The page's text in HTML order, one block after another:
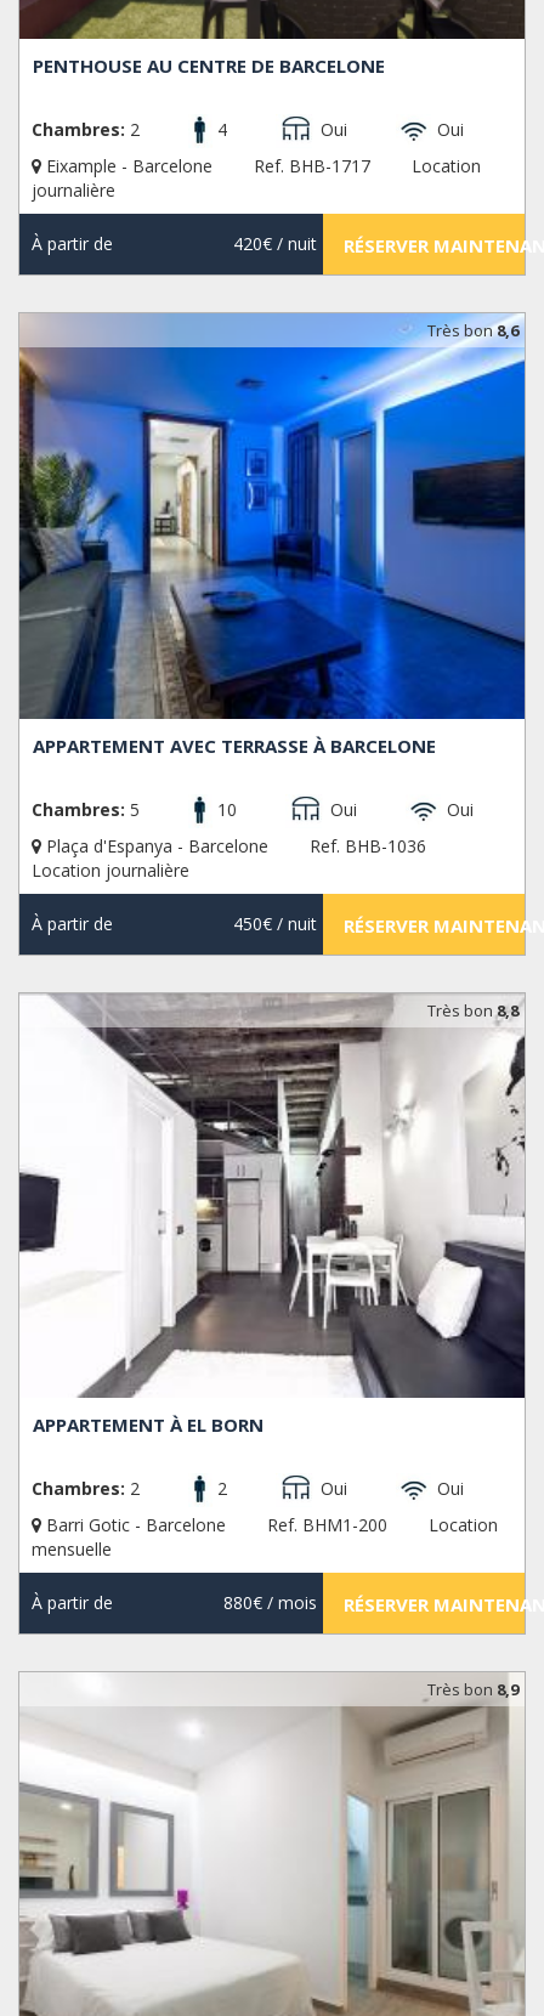
PENTHOUSE AU CENTRE DE BARCELONE
Chambres: 2 4 Oui
Oui
Eixample - Barcelone
Ref. BHB-1717
Location
journalière
À partir de 420€/ nuit RÉSERVER
Très bon8,6
APPARTEMENT AVEC TERRASSE À BARCELONE
Chambres: 5 10 Oui
Oui
Plaça d'Espanya - Barcelone
Ref. BHB-1036
Location journalière
À partir de 450€/ nuit RÉSERVER
Très bon8,8
APPARTEMENT À EL BORN
Chambres: 2 2 Oui
Oui
Barri Gotic - Barcelone
Ref. BHM1-200
Location
mensuelle
À partir de 880€/ mois RÉSERVER
Très bon 8,9